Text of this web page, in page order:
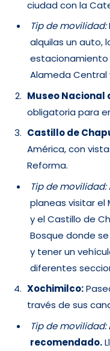
ciudad con la
Tip de movilidad:
alquilas un auto,
Alameda Central
Museo
obligatoria para
Castillo de
América, con
Reforma.
Tip de movilidad:
planeas visitar el
y el Castillo de
Bosque donde
y tener un
diferentes
Xochimilco:
través de sus
Tip de movilidad:
recomendado.